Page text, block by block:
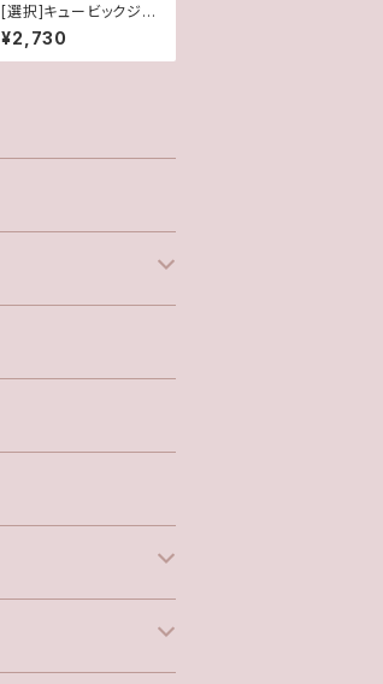
[選択]キュービックジル
コニア&スワロフスキー
(1ペア)✽ライン14kgf/
SFピアス/イヤリング
¥2,730